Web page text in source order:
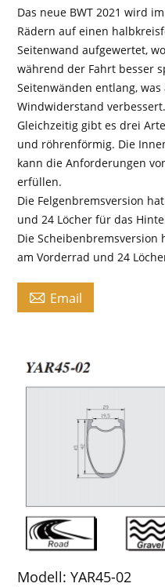
Das neue BWT 2021 wird
Rädern auf einen
Seitenwand aufgewertet,
während der Fahrt besser
Seitenwänden entlang,
Windwiderstand verbessert.
Gleichzeitig gibt es drei
und röhrenförmig. Die
kann die Anforderungen
erfüllen.
Die Felgenbremsversion
und 24 Löcher für das
Die Scheibenbremsversion
am Vorderrad und 24
 Email
Modell: YAR45-02